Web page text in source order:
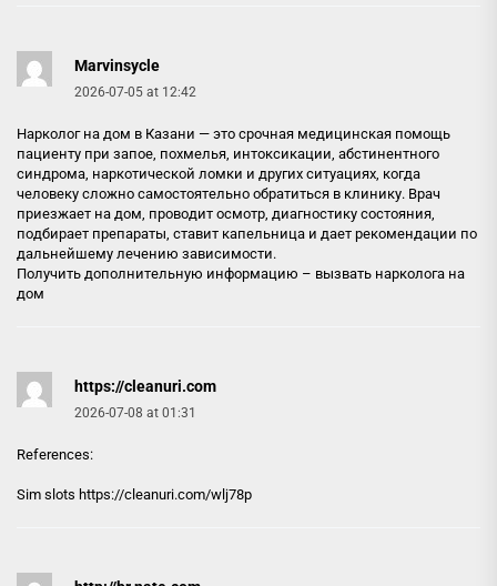
Marvinsycle
2026-07-05 at 12:42
Нарколог на дом в Казани — это срочная медицинская помощь
пациенту при запое, похмелья, интоксикации, абстинентного
синдрома, наркотической ломки и других ситуациях, когда
человеку сложно самостоятельно обратиться в клинику. Врач
приезжает на дом, проводит осмотр, диагностику состояния,
подбирает препараты, ставит капельница и дает рекомендации по
дальнейшему лечению зависимости.
Получить дополнительную информацию – вызвать нарколога на
дом
https://cleanuri.com
2026-07-08 at 01:31
References:
Sim slots https://cleanuri.com/wlj78p